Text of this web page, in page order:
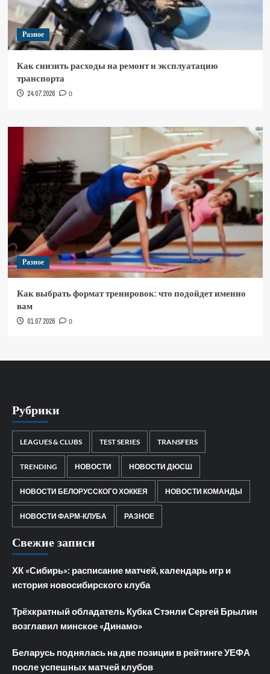
Разное
Как снизить расходы на ремонт и эксплуатацию
транспорта
24.07.2026 0
Разное
Как выбрать формат тренировок: что подойдет именно
вам
01.07.2026 0
Рубрики
LEAGUES & CLUBS TEST SERIES TRANSFERS
TRENDING НОВОСТИ НОВОСТИ ДЮСШ
НОВОСТИ БЕЛОРУССКОГО ХОККЕЯ НОВОСТИ КОМАНДЫ
НОВОСТИ ФАРМ-КЛУБА РАЗНОЕ
Свежие записи
ХК «Сибирь»: расписание матчей, календарь игр и
история новосибирского клуба
Трёхкратный обладатель Кубка Стэнли Сергей Брылин
возглавил минское «Динамо»
Беларусь поднялась на две позиции в рейтинге УЕФА
после успешных матчей клубов